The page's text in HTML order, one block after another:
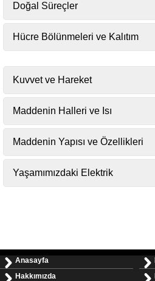
Doğal Süreçler
Hücre Bölünmeleri ve Kalıtım
Kuvvet ve Hareket
Maddenin Halleri ve Isı
Maddenin Yapısı ve Özellikleri
Yaşamımızdaki Elektrik
Anasayfa
Hakkımızda